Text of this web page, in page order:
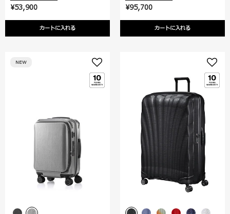
¥53,900
カートに入れる
¥95,700
カートに入れる
NEW